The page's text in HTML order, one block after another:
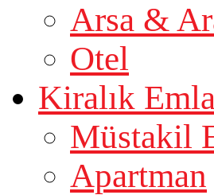
Arsa &
Otel
Kiralık
Müstakil
Apartman